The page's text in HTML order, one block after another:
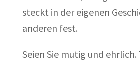
steckt in der eigenen
anderen fest.
Seien Sie mutig und ehrlich.